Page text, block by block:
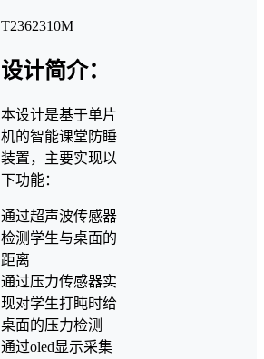
T2362310M
设计简介：
本设计是基于单片
机的智能课堂防睡
装置，主要实现以
下功能：
通过超声波传感器
检测学生与桌面的
距离
通过压力传感器实
现对学生打盹时给
桌面的压力检测
通过oled显示采集